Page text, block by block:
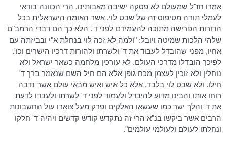
אמרו חז"ל שמעולם לא פסקה ישיבה מאבותינו, הרי הכוונה בודאי
לעמלי תורה מטיפוס זה של שבט לוי, אשר האומה הישראלית בכל
הדורות הפרישה מתוכה להעמידם לפני ד'. הלא כך הם דברי הרמב"ם
שלהי הלכות שמיטה ויובל: "ולמה לא זכה לוי בנחלת א"י ובביזתה עם
אחיו, מפני שהובדל לעבוד את ד' ולשרתו ולהורות דרכיו הישרים וכו'.
לפיכך הובדלו מדרכי העולם. לא עורכין מלחמה כשאר ישראל ולא
נוחלין ולאזוכין לעצמן מכח גופן אלא הם חיל השם שנאמר ברך ד'
חילו. ולא שבט לוי בלבד, אלא כל איש ואיש מבאי עולם אשר נדבה
רוחו אותו והבינו מדוע להיבדל ולעמוד לפני ד' לשרתו ולעבדו לדעת
את ד' והלך ישר כמושעשאו האלקים ופרק מעל צוארו עול החשבונות
הרבים אשר ביקשו בנ"א הרי זה נתקדש קודש קדשים ויהיה ד' חלקו
ונחלתו לעולם ולעולמי עולמים".